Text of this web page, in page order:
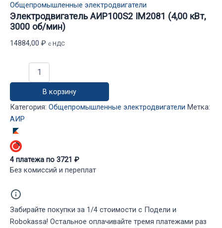
Общепромышленные электродвигатели
Электродвигатель АИР100S2 IM2081 (4,00 кВт,
3000 об/мин)
14884,00 ₽ с НДС
Электродвигатель
АИР100S2
IM2081
(4,00
кВт,
3000
об/
мин)
В корзину
Категория: Общепромышленные электродвигатели Метка:
АИР
4 платежа по 3721 ₽
Без комиссий и переплат
Забирайте покупки за 1/4 стоимости с Подели и
Robokassa! Остальное оплачивайте тремя платежами раз